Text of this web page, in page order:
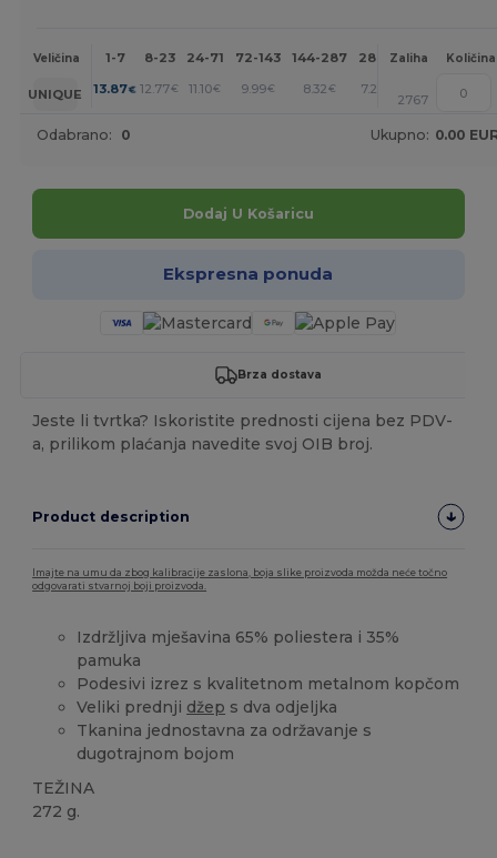
Veličina 1-7 8-23 24-71 72-143 144-287 288 + Više
Zaliha Količina
UNIQUE 13.87€ 12.77€ 11.10€ 9.99€ 8.32€ 7.22 +
2767
Odabrano: 0 Ukupno: 0.00
Dodaj U Košaricu
Ekspresna ponuda
Brza dostava
Jeste li tvrtka? Iskoristite prednosti cijena bez PDV-
a, prilikom plaćanja navedite svoj OIB broj.
Product description
Imajte na umu da zbog kalibracije zaslona, boja slike proizvoda možda neće točno
odgovarati stvarnoj boji proizvoda.
Izdržljiva mješavina 65% poliestera i 35%
pamuka
Podesivi izrez s kvalitetnom metalnom kopčom
Veliki prednji džep s dva odjeljka
Tkanina jednostavna za održavanje s
dugotrajnom bojom
TEŽINA
272 g.